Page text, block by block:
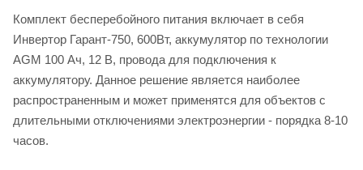
Комплект бесперебойного питания включает в себя
Инвертор Гарант-750, 600Вт, аккумулятор по технологии
AGM 100 Ач, 12 В, провода для подключения к
аккумулятору. Данное решение является наиболее
распространенным и может применятся для объектов с
длительными отключениями электроэнергии - порядка 8-10
часов.